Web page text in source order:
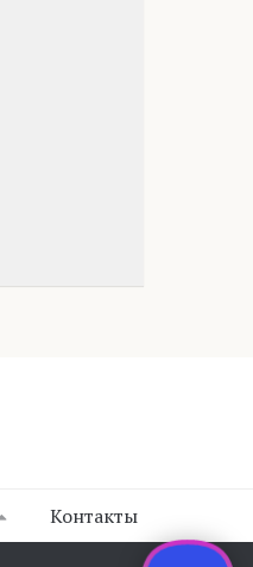
Контакты